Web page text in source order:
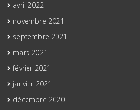
avril 2022
novembre 2021
septembre 2021
mars 2021
février 2021
janvier 2021
décembre 2020